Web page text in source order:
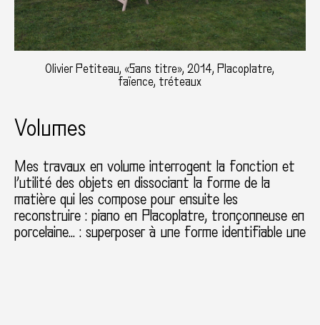
Olivier Petiteau, «Sans titre», 2014, Placoplatre,
faïence, tréteaux
Volumes
Mes travaux en volume interrogent la fonction et
l’utilité des objets en dissociant la forme de la
matière qui les compose pour ensuite les
reconstruire : piano en Placoplatre, tronçonneuse en
porcelaine… : superposer à une forme identifiable une